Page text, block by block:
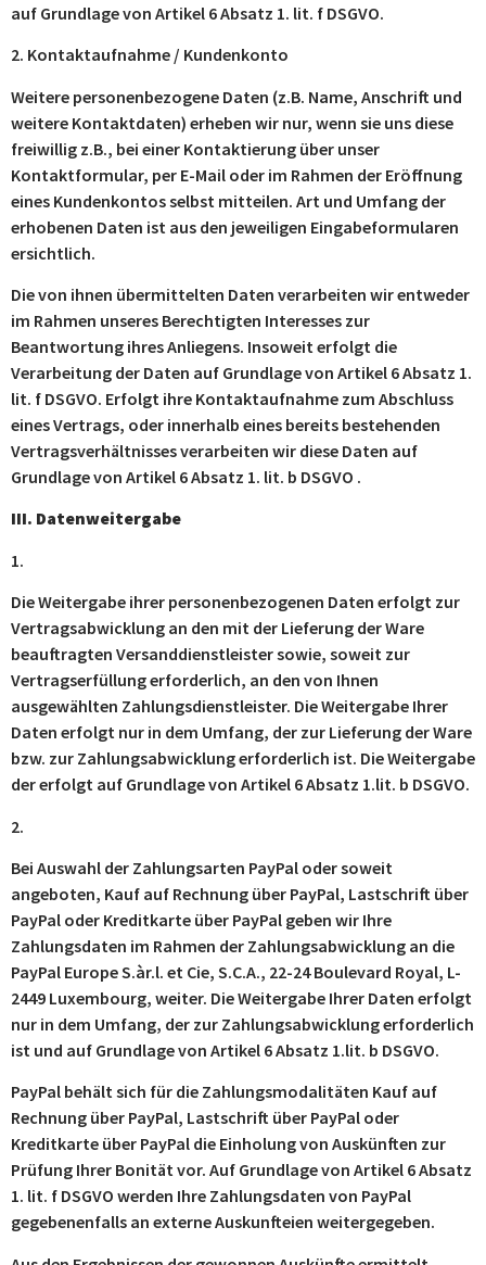
auf Grundlage von Artikel 6 Absatz 1. lit. f DSGVO.
2. Kontaktaufnahme / Kundenkonto
Weitere personenbezogene Daten (z.B. Name, Anschrift und
weitere Kontaktdaten) erheben wir nur, wenn sie uns diese
freiwillig z.B., bei einer Kontaktierung über unser
Kontaktformular, per E-Mail oder im Rahmen der Eröffnung
eines Kundenkontos selbst mitteilen. Art und Umfang der
erhobenen Daten ist aus den jeweiligen Eingabeformularen
ersichtlich.
Die von ihnen übermittelten Daten verarbeiten wir entweder
im Rahmen unseres Berechtigten Interesses zur
Beantwortung ihres Anliegens. Insoweit erfolgt die
Verarbeitung der Daten auf Grundlage von Artikel 6 Absatz 1.
lit. f DSGVO. Erfolgt ihre Kontaktaufnahme zum Abschluss
eines Vertrags, oder innerhalb eines bereits bestehenden
Vertragsverhältnisses verarbeiten wir diese Daten auf
Grundlage von Artikel 6 Absatz 1. lit. b DSGVO .
III. Datenweitergabe
1.
Die Weitergabe ihrer personenbezogenen Daten erfolgt zur
Vertragsabwicklung an den mit der Lieferung der Ware
beauftragten Versanddienstleister sowie, soweit zur
Vertragserfüllung erforderlich, an den von Ihnen
ausgewählten Zahlungsdienstleister. Die Weitergabe Ihrer
Daten erfolgt nur in dem Umfang, der zur Lieferung der Ware
bzw. zur Zahlungsabwicklung erforderlich ist. Die Weitergabe
der erfolgt auf Grundlage von Artikel 6 Absatz 1.lit. b DSGVO.
2.
Bei Auswahl der Zahlungsarten PayPal oder soweit
angeboten, Kauf auf Rechnung über PayPal, Lastschrift über
PayPal oder Kreditkarte über PayPal geben wir Ihre
Zahlungsdaten im Rahmen der Zahlungsabwicklung an die
PayPal Europe S.àr.l. et Cie, S.C.A., 22-24 Boulevard Royal, L-
2449 Luxembourg, weiter. Die Weitergabe Ihrer Daten erfolgt
nur in dem Umfang, der zur Zahlungsabwicklung erforderlich
ist und auf Grundlage von Artikel 6 Absatz 1.lit. b DSGVO.
PayPal behält sich für die Zahlungsmodalitäten Kauf auf
Rechnung über PayPal, Lastschrift über PayPal oder
Kreditkarte über PayPal die Einholung von Auskünften zur
Prüfung Ihrer Bonität vor. Auf Grundlage von Artikel 6 Absatz
1. lit. f DSGVO werden Ihre Zahlungsdaten von PayPal
gegebenenfalls an externe Auskunfteien weitergegeben.